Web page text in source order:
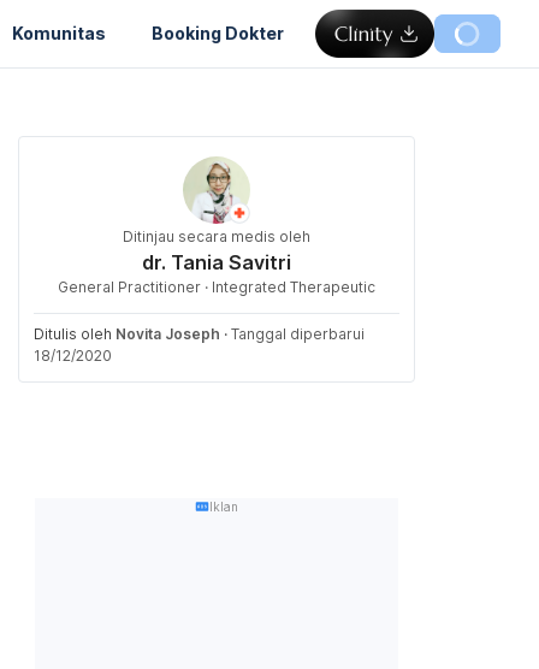
Komunitas Booking Dokter
Ditinjau secara medis oleh
dr. Tania Savitri
General Practitioner · Integrated Therapeutic
Ditulis oleh Novita Joseph · Tanggal diperbarui
18/12/2020
Iklan